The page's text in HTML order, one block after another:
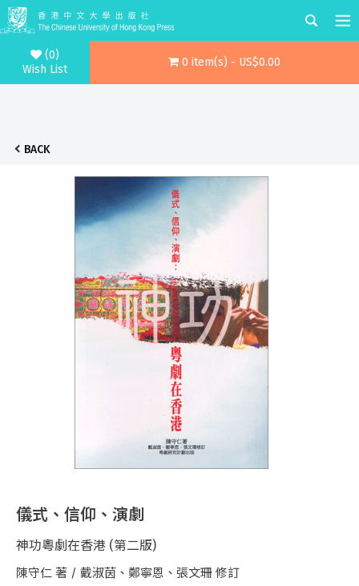
(0)
Wish List
0 item(s) - US$0.00
BACK
儀式、信仰、演劇
神功粵劇在香港 (第二版)
陳守仁 著 / 戴淑茵、鄭寧恩、張文珊 修訂